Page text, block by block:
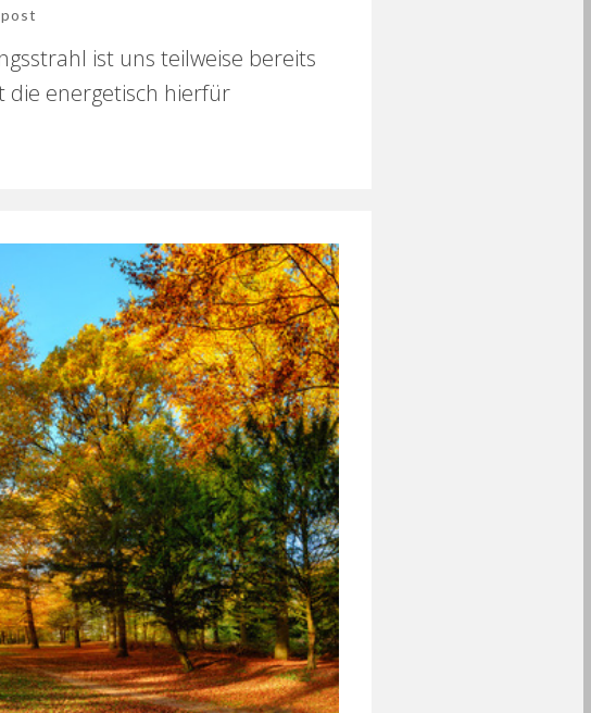
ist uns teilweise bereits
die energetisch hierfür